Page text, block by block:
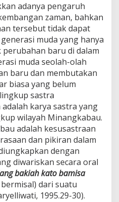
adanya pengaruh
zaman, bahkan
tersebut tidak dapat
muda yang hanya
baru di dalam
muda seolah-olah
baru dan membutakan
biasa yang belum
sastra
karya sastra yang
wilayah Minangkabau.
adalah kesusastraan
dan pikiran dalam
dengan
diwariskan secara oral
bakiah kato bamisa
dari suatu
1995.29-30).